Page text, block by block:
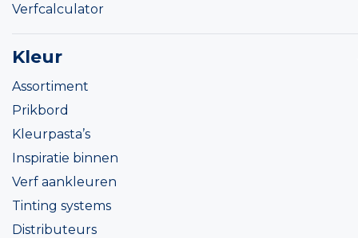
Verfcalculator
Kleur
Assortiment
Prikbord
Kleurpasta’s
Inspiratie binnen
Verf aankleuren
Tinting systems
Distributeurs